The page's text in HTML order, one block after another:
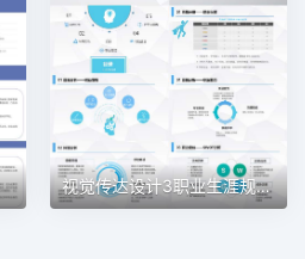
视觉传达设计3职业生涯规划PPT模板